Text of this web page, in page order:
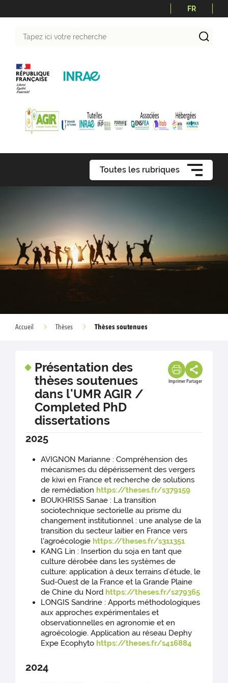
FR
Toutes les rubriques
Accueil Thèses Thèses soutenues
Présentation des
thèses soutenues
dans l'UMR AGIR /
Completed PhD
dissertations
Imprimer Partager
2025
AVIGNON Marianne : Compréhension des
mécanismes du dépérissement des vergers
de kiwi en France et recherche de solutions
de remédiation https://theses.fr/s379159
BOUKHRISS Sanae : La transition
sociotechnique sectorielle au prisme du
changement institutionnel : une analyse de la
transition du secteur laitier en France vers
l'agroécologie https://theses.fr/s311351
KANG Lin : Insertion du soja en tant que
culture dérobée dans les systèmes de
culture: application à deux terrains d’étude, le
Sud-Ouest de la France et la Grande Plaine
de Chine du Nord https://theses.fr/s279365
LONGIS Sandrine : Apports méthodologiques
aux approches expérimentales et
observationnelles en agronomie et en
agroécologie. Application au réseau Dephy
Expe Ecophyto https://theses.fr/s416884
2024